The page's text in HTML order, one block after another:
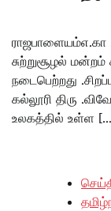
ராஜபாளையம்எ.கா
சுற்றுசூழல் மன்றம்
நடைபெற்றது
கல்லூரி திரு
உலகத்தில் உள்ள